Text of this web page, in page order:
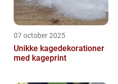
07 october 2025
Unikke kagedekorationer
med kageprint